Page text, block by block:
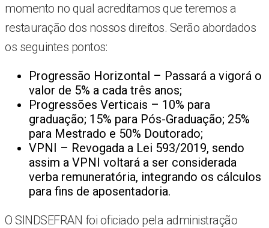
momento no qual acreditamos que teremos a
restauração dos nossos direitos. Serão abordados
os seguintes pontos:
Progressão Horizontal – Passará a vigorá o
valor de 5% a cada três anos;
Progressões Verticais – 10% para
graduação; 15% para Pós-Graduação; 25%
para Mestrado e 50% Doutorado;
VPNI – Revogada a Lei 593/2019, sendo
assim a VPNI voltará a ser considerada
verba remuneratória, integrando os cálculos
para fins de aposentadoria.
O SINDSEFRAN foi oficiado pela administração